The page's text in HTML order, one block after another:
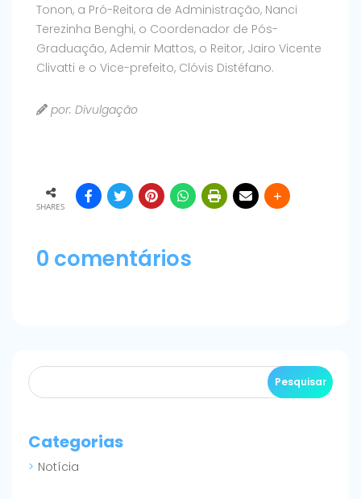
Tonon, a Pró-Reitora de Administração, Nanci
Terezinha Benghi, o Coordenador de Pós-
Graduação, Ademir Mattos, o Reitor, Jairo Vicente
Clivatti e o Vice-prefeito, Clóvis Distéfano.
por: Divulgação
SHARES
0 comentários
Categorias
Notícia